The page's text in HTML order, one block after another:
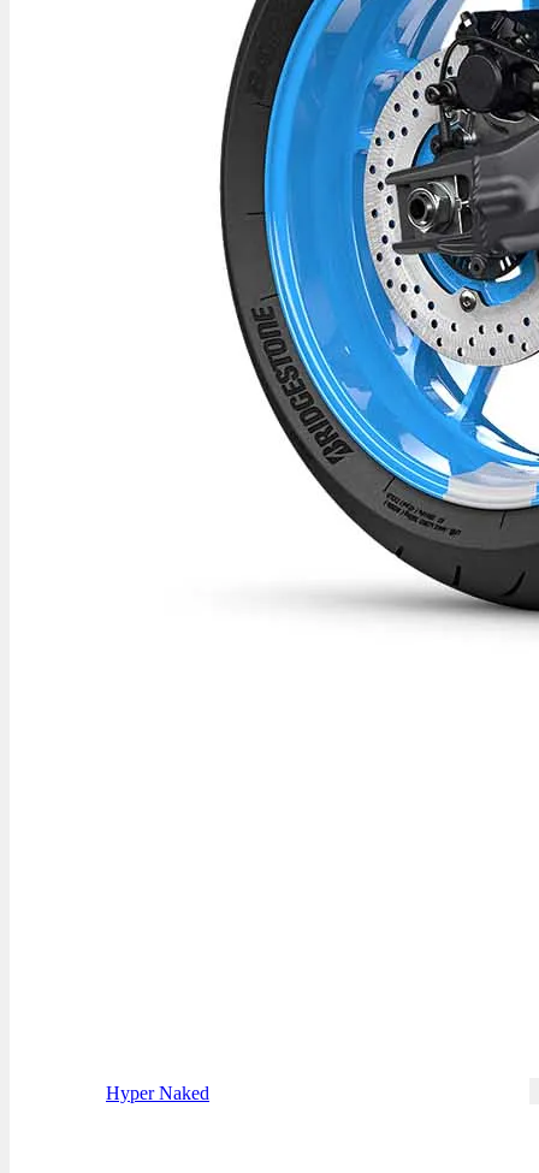
Hyper Naked